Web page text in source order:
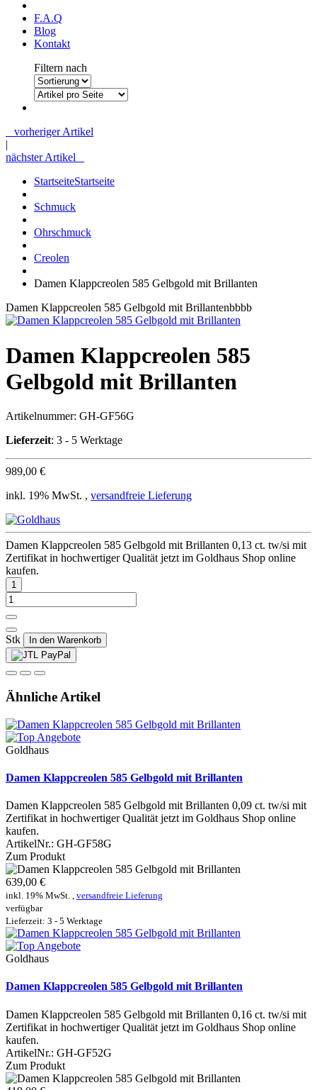
F.A.Q
Blog
Kontakt
Filtern nach
vorheriger Artikel
|
nächster Artikel
StartseiteStartseite
Schmuck
Ohrschmuck
Creolen
Damen Klappcreolen 585 Gelbgold mit Brillanten
Damen Klappcreolen 585 Gelbgold mit Brillantenbbbb
Damen Klappcreolen 585
Gelbgold mit Brillanten
Artikelnummer: GH-GF56G
Lieferzeit: 3 - 5 Werktage
989,00 €
inkl. 19% MwSt. , versandfreie Lieferung
Damen Klappcreolen 585 Gelbgold mit Brillanten 0,13 ct. tw/si mit
Zertifikat in hochwertiger Qualität jetzt im Goldhaus Shop online
kaufen.
Stk In den Warenkorb
Ähnliche Artikel
Goldhaus
Damen Klappcreolen 585 Gelbgold mit Brillanten
Damen Klappcreolen 585 Gelbgold mit Brillanten 0,09 ct. tw/si mit
Zertifikat in hochwertiger Qualität jetzt im Goldhaus Shop online
kaufen.
ArtikelNr.: GH-GF58G
Zum Produkt
639,00 €
inkl. 19% MwSt. , versandfreie Lieferung
verfügbar
Lieferzeit: 3 - 5 Werktage
Goldhaus
Damen Klappcreolen 585 Gelbgold mit Brillanten
Damen Klappcreolen 585 Gelbgold mit Brillanten 0,16 ct. tw/si mit
Zertifikat in hochwertiger Qualität jetzt im Goldhaus Shop online
kaufen.
ArtikelNr.: GH-GF52G
Zum Produkt